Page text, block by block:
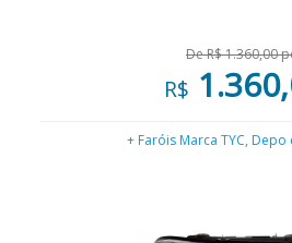
De R$ 1.360,00
R$
+ Faróis Marca TYC, Depo